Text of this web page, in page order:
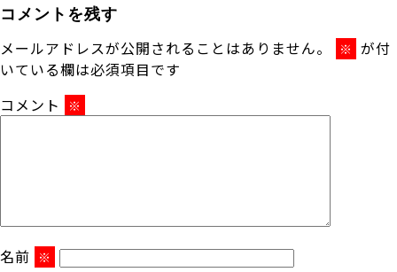
コメントを残す
メールアドレスが公開されることはありません。 ※ が付
いている欄は必須項目です
コメント
※
名前 ※